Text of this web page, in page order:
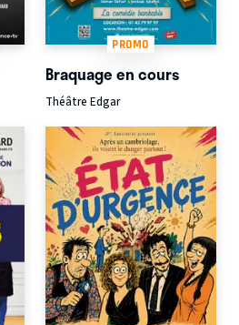
PROMO
Braquage en cours
Théâtre Edgar